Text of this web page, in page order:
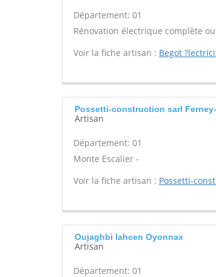
Département: 01
Rénovation électrique complète
Voir la fiche artisan : Begot
Possetti-construction sarl
Artisan
Département: 01
Monte Escalier -
Voir la fiche artisan : Possetti-
Oujaghbi lahcen Oyonnax
Artisan
Département: 01